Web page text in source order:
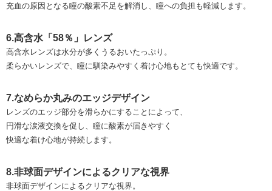
充血の原因となる瞳の酸素不足を解消し、瞳への負担も軽減します。
6.高含水「58％」レンズ
高含水レンズは水分が多くうるおいたっぷり。
柔らかいレンズで、瞳に馴染みやすく着け心地もとても快適です。
7.なめらか丸みのエッジデザイン
レンズのエッジ部分を滑らかにすることによって、
円滑な涙液交換を促し、瞳に酸素が届きやすく
快適な着け心地が持続します。
8.非球面デザインによるクリアな視界
非球面デザインによるクリアな視界。